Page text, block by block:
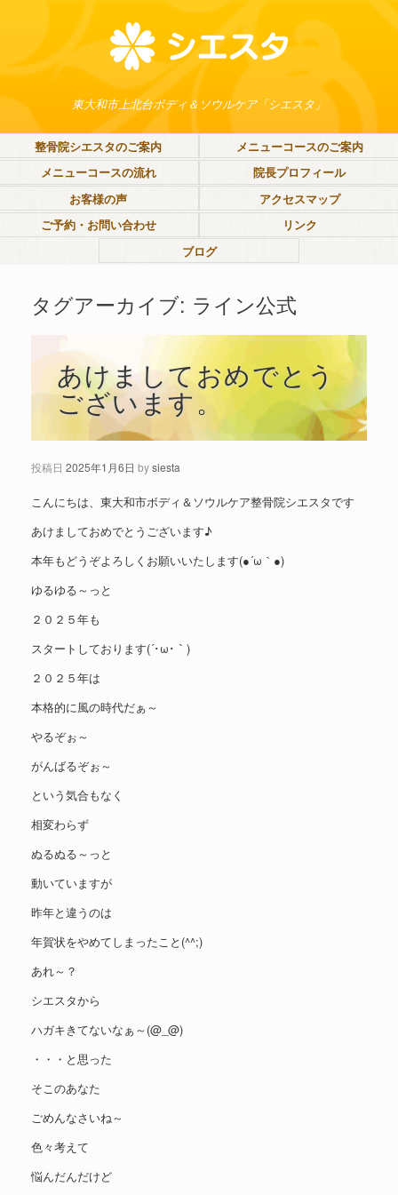
東大和市上北台ボディ＆ソウルケア「シエスタ」
整骨院シエスタのご案内
メニューコースのご案内
メニューコースの流れ
院長プロフィール
お客様の声
アクセスマップ
ご予約・お問い合わせ
リンク
ブログ
タグアーカイブ: ライン公式
あけましておめでとう
ございます。
投稿日 2025年1月6日 bysiesta
こんにちは、東大和市ボディ＆ソウルケア整骨院シエスタです
あけましておめでとうございます♪
本年もどうぞよろしくお願いいたします(●´ω｀●)
ゆるゆる～っと
２０２５年も
スタートしております(´･ω･｀)
２０２５年は
本格的に風の時代だぁ～
やるぞぉ～
がんばるぞぉ～
という気合もなく
相変わらず
ぬるぬる～っと
動いていますが
昨年と違うのは
年賀状をやめてしまったこと(^^;)
あれ～？
シエスタから
ハガキきてないなぁ～(@_@)
・・・と思った
そこのあなた
ごめんなさいね～
色々考えて
悩んだんだけど